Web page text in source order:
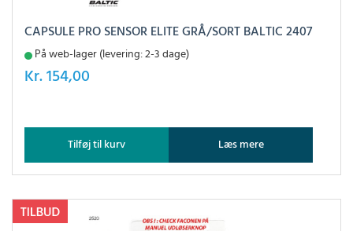
CAPSULE PRO SENSOR ELITE GRÅ/SORT BALTIC 2407
På web-lager (levering: 2-3 dage)
Kr.154,00
Tilføj til kurv Læs mere